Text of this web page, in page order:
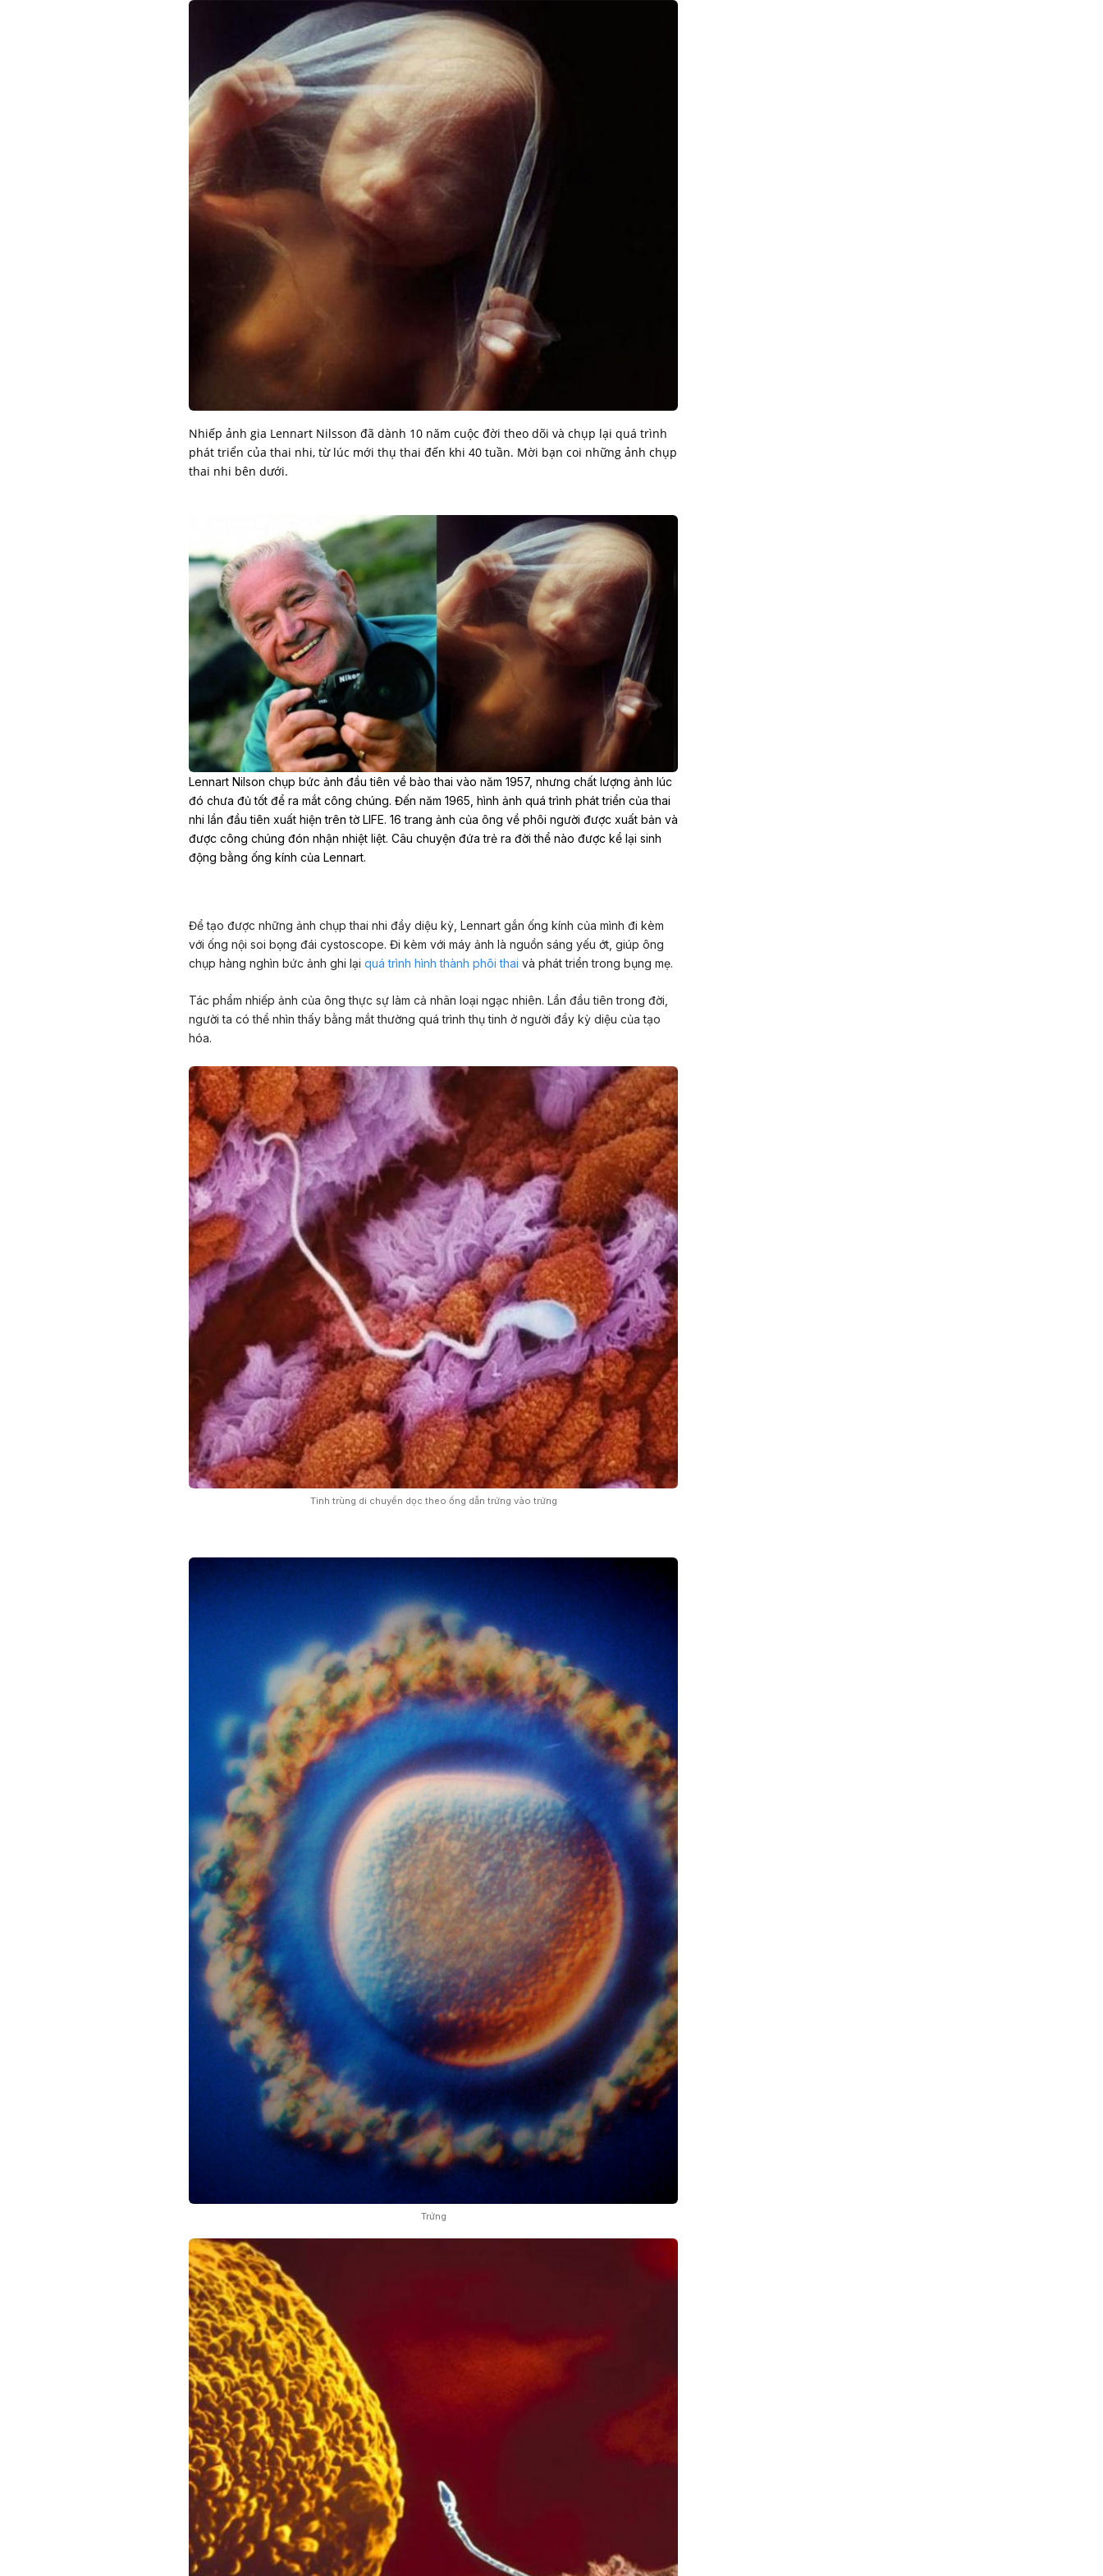
Nhiếp ảnh gia Lennart Nilsson đã dành 10 năm cuộc đời theo dõi và chụp lại quá trình
phát triển của thai nhi, từ lúc mới thụ thai đến khi 40 tuần. Mời bạn coi những ảnh chụp
thai nhi bên dưới.
Lennart Nilson chụp bức ảnh đầu tiên về bào thai vào năm 1957, nhưng chất lượng ảnh lúc
đó chưa đủ tốt để ra mắt công chúng. Đến năm 1965, hình ảnh quá trình phát triển củathai
nhi lần đầu tiên xuất hiện trên tờ LIFE. 16 trang ảnh của ông về phôi người được xuất bản và
được công chúng đón nhận nhiệt liệt. Câu chuyện đứa trẻ ra đời thể nào được kể lại sinh
động bằng ống kính của Lennart.
Để tạo được những ảnh chụp thai nhi đầy diệu kỳ, Lennart gắn ống kính của mình đi kèm
với ống nội soi bọng đái cystoscope. Đi kèm với máy ảnh là nguồn sáng yếu ớt, giúp ông
chụp hàng nghìn bức ảnh ghi lại quá trình hình thành phôi thai và phát triển trong bụng mẹ.
Tác phẩm nhiếp ảnh của ông thực sự làm cả nhân loại ngạc nhiên. Lần đầu tiên trong đời,
người ta có thể nhìn thấy bằng mắt thường quá trình thụ tinh ở người đầy kỳ diệu của tạo
hóa.
Tinh trùng di chuyển dọc theo ống dẫn trứng vào trứng
Trứng